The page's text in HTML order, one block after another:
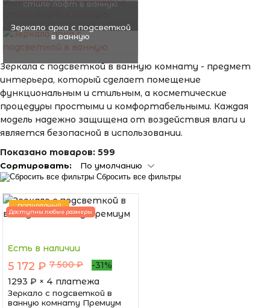
стиле лофт в ванную
Зеркало арка с подсветкой
в ванную
Зеркала с подсветкой в ванную комнату - предмет
интерьера, который сделает помещение
функциональным и стильным, а косметические
процедуры простыми и комфортабельными. Каждая
модель надежно защищена от воздействия влаги и
является безопасной в использовании.
Показано товаров: 599
Сортировать: По умолчанию
Сбросить все фильтры
ПОПУЛЯРНЫЙ
Доступны любые размеры
Есть в наличии
5 172 ₽ 7 500 ₽
-31%
1293 ₽ × 4 платежа
Зеркало с подсветкой в
ванную комнату Премиум